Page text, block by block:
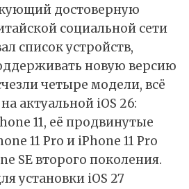
достоверную
социальной сети
список устройств,
новую версию
четыре модели, всё
актуальной iOS 26:
11, её продвинутые
11 Pro и iPhone 11 Pro
SE второго поколения.
установки iOS 27